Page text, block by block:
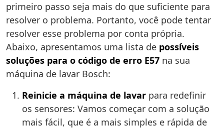
primeiro passo seja mais do que suficiente para
resolver o problema. Portanto, você pode tentar
resolver esse problema por conta própria.
Abaixo, apresentamos uma lista de possíveis
soluções para o código de erro E57 na sua
máquina de lavar Bosch:
Reinicie a máquina de lavar para redefinir
os sensores: Vamos começar com a solução
mais fácil, que é a mais simples e rápida de